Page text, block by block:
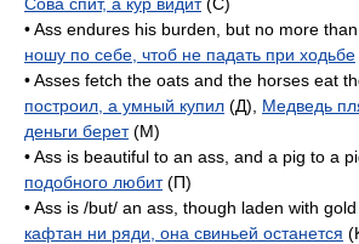
• Ass endures his burden, but no more
ношу по себе, чтоб не падать при ходьбе
• Asses fetch the oats and the horses eat
построил, а умный купил (Д), Медведь
деньги берет(M)
• Ass is beautiful to an ass, and a pig to a
подобного любит(П)
• Ass is /but/ an ass, though laden with
кафтан ни ряди, она свиньей останется